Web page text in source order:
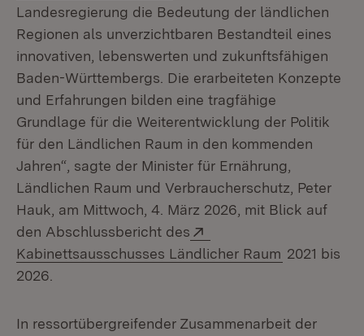
Landesregierung die Bedeutung der ländlichen
Regionen als unverzichtbaren Bestandteil eines
innovativen, lebenswerten und zukunftsfähigen
Baden-Württembergs. Die erarbeiteten Konzepte
und Erfahrungen bilden eine tragfähige
Grundlage für die Weiterentwicklung der Politik
für den Ländlichen Raum in den kommenden
Jahren“, sagte der Minister für Ernährung,
Ländlichen Raum und Verbraucherschutz, Peter
Hauk, am Mittwoch, 4. März 2026, mit Blick auf
den Abschlussbericht des
Kabinettsausschusses Ländlicher Raum (Öffnet in
2021 bis
2026.
In ressortübergreifender Zusammenarbeit der